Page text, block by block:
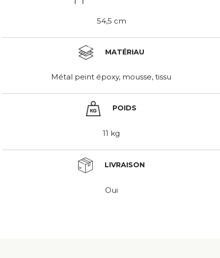
54,5 cm
MATÉRIAU
Métal peint époxy, mousse, tissu
POIDS
11 kg
LIVRAISON
Oui